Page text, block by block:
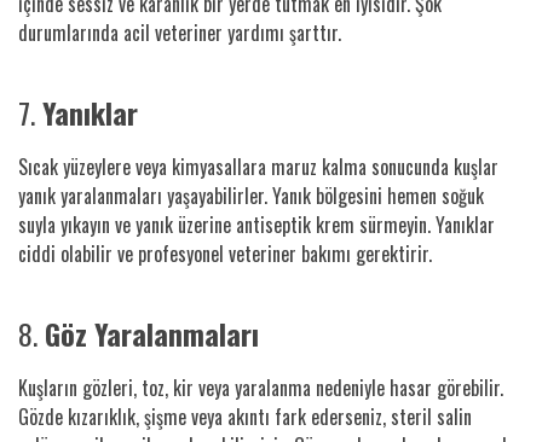
durumlarında acil veteriner yardımı şarttır.
7.Yanıklar
Sıcak yüzeylere veya kimyasallara maruz kalma sonucunda kuşlar
yanık yaralanmaları yaşayabilirler. Yanık bölgesini hemen soğuk
suyla yıkayın ve yanık üzerine antiseptik krem sürmeyin. Yanıklar
ciddi olabilir ve profesyonel veteriner bakımı gerektirir.
8.Göz Yaralanmaları
Kuşların gözleri, toz, kir veya yaralanma nedeniyle hasar görebilir.
Gözde kızarıklık, şişme veya akıntı fark ederseniz, steril salin